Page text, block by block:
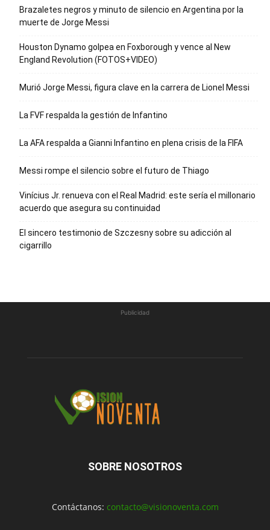
Brazaletes negros y minuto de silencio en Argentina por la
muerte de Jorge Messi
Houston Dynamo golpea en Foxborough y vence al New
England Revolution (FOTOS+VIDEO)
Murió Jorge Messi, figura clave en la carrera de Lionel Messi
La FVF respalda la gestión de Infantino
La AFA respalda a Gianni Infantino en plena crisis de la FIFA
Messi rompe el silencio sobre el futuro de Thiago
Vinícius Jr. renueva con el Real Madrid: este sería el millonario
acuerdo que asegura su continuidad
El sincero testimonio de Szczesny sobre su adicción al
cigarrillo
Publicidad
SOBRE NOSOTROS
Contáctanos: contacto@visionoventa.com